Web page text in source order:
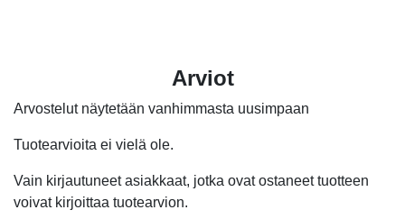
Arviot
Arvostelut näytetään vanhimmasta uusimpaan
Tuotearvioita ei vielä ole.
Vain kirjautuneet asiakkaat, jotka ovat ostaneet tuotteen
voivat kirjoittaa tuotearvion.